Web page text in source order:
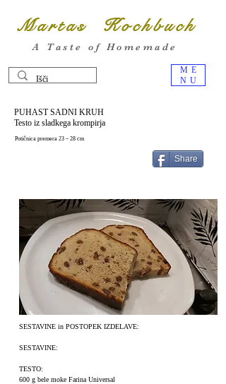
ME
NU
Martas Kochbuch
A Taste of Homemade
PUHAST SADNI KRUH
Testo iz sladkega krompirja
Potičnica premera 23 – 28 cm
Share
SESTAVINE in POSTOPEK IZDELAVE:
SESTAVINE:
TESTO:
600 g bele moke Farina Universal